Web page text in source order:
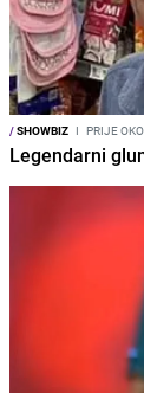
/SHOWBIZ I PRIJE
Legendarni